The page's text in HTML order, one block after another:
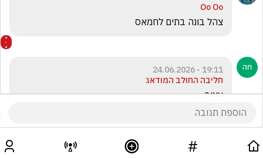
Oo Oo
צהל בונה בתים לחמאס
19:11 - 24.06.2026
חליבה החולב המודאג
עצוב